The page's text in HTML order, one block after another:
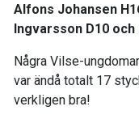
Alfons Johansen
Ingvarsson D10
Några Vilse-
var ändå totalt 17
verkligen bra!